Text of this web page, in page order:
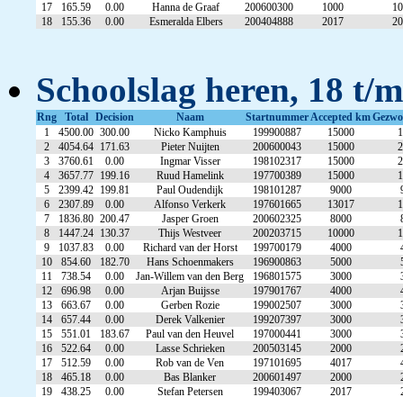
17
165.59 0.00 Hanna de Graaf 200600300 1000
18
155.36 0.00 Esmeralda Elbers 200404888 2017
Schoolslag heren, 18 t/
Rng Total Decision Naam StartnummerAccepted km
1
4500.00 300.00 Nicko Kamphuis 199900887 15000
2
4054.64 171.63 Pieter Nuijten 200600043 15000
3
3760.61 0.00 Ingmar Visser 198102317 15000
4
3657.77 199.16 Ruud Hamelink 197700389 15000
5
2399.42 199.81 Paul Oudendijk 198101287 9000
6
2307.89 0.00 Alfonso Verkerk 197601665 13017
7
1836.80 200.47 Jasper Groen 200602325 8000
8
1447.24 130.37 Thijs Westveer 200203715 10000
9
1037.83 0.00 Richard van der Horst 199700179 4000
10
854.60 182.70 Hans Schoenmakers 196900863 5000
11
738.54 0.00 Jan-Willem van den Berg 196801575 3000
12
696.98 0.00 Arjan Buijsse 197901767 4000
13
663.67 0.00 Gerben Rozie 199002507 3000
14
657.44 0.00 Derek Valkenier 199207397 3000
15
551.01 183.67 Paul van den Heuvel 197000441 3000
16
522.64 0.00 Lasse Schrieken 200503145 2000
17
512.59 0.00 Rob van de Ven 197101695 4017
18
465.18 0.00 Bas Blanker 200601497 2000
19
438.25 0.00 Stefan Petersen 199403067 2017